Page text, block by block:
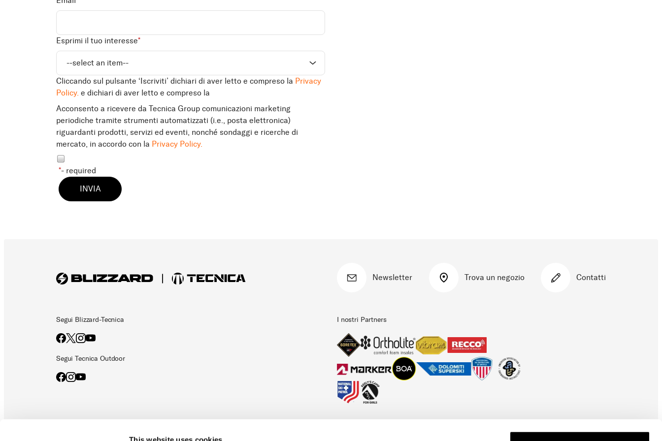
Esprimi il tuo interesse*
Cliccando sul pulsante ‘Iscriviti’ dichiari di aver letto e compreso la Privacy
Policy. e dichiari di aver letto e compreso la
Acconsento a ricevere da Tecnica Group comunicazioni marketing
periodiche tramite strumenti automatizzati (i.e., posta elettronica)
riguardanti prodotti, servizi ed eventi, nonché sondaggi e ricerche di
mercato, in accordo con la Privacy Policy.
*- required
Newsletter Trova un negozio Contatti
Segui Blizzard-Tecnica
Segui Tecnica Outdoor
I nostri Partners